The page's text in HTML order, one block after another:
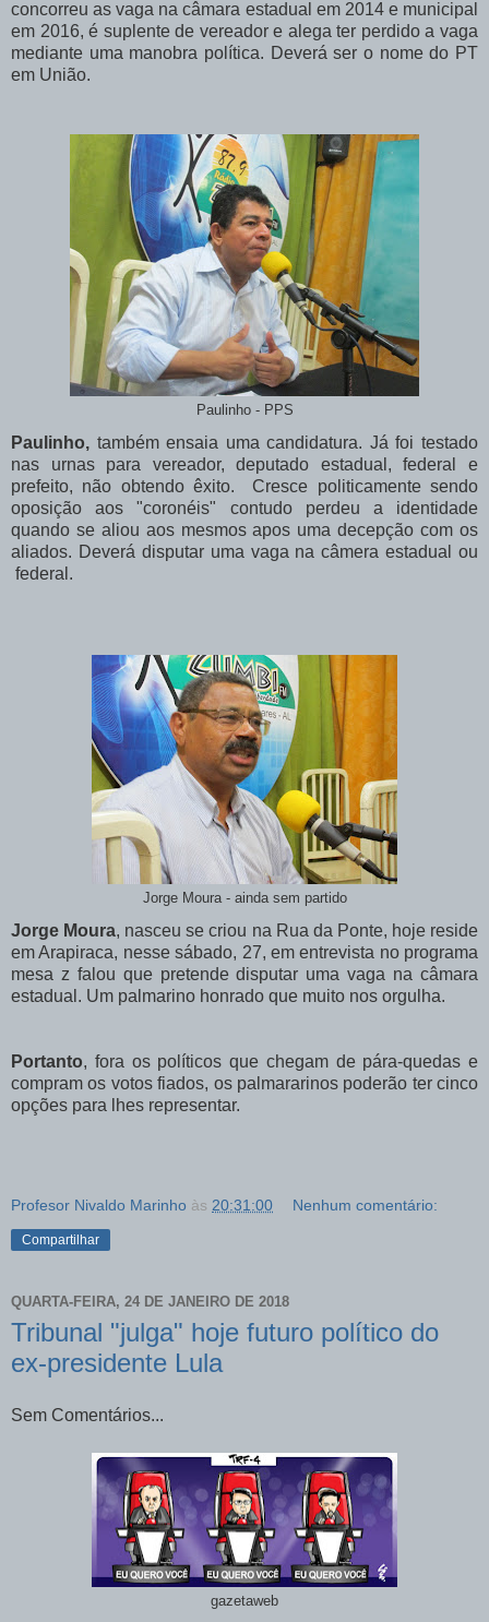
concorreu as vaga na câmara estadual em 2014 e municipal
em 2016, é suplente de vereador e alega ter perdido a vaga
mediante uma manobra política. Deverá ser o nome do PT
em União.
Paulinho - PPS
Paulinho, também ensaia uma candidatura. Já foi testado
nas urnas para vereador, deputado estadual, federal e
prefeito, não obtendo êxito. Cresce politicamente sendo
oposição aos "coronéis" contudo perdeu a identidade
quando se aliou aos mesmos apos uma decepção com os
aliados. Deverá disputar uma vaga na câmera estadual ou
federal.
Jorge Moura - ainda sem partido
Jorge Moura, nasceu se criou na Rua da Ponte, hoje reside
em Arapiraca, nesse sábado, 27, em entrevista no programa
mesa z falou que pretende disputar uma vaga na câmara
estadual. Um palmarino honrado que muito nos orgulha.
Portanto, fora os políticos que chegam de pára-quedas e
compram os votos fiados, os palmararinos poderão ter cinco
opções para lhes representar.
Profesor Nivaldo Marinho às 20:31:00 Nenhum comentário:
Compartilhar
QUARTA-FEIRA, 24 DE JANEIRO DE 2018
Tribunal "julga" hoje futuro político do
ex-presidente Lula
Sem Comentários...
gazetaweb